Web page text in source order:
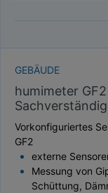
GEBÄUDE
humimeter
Vorkonfiguriertes
GF2
externe
Messung von
Schüttung,